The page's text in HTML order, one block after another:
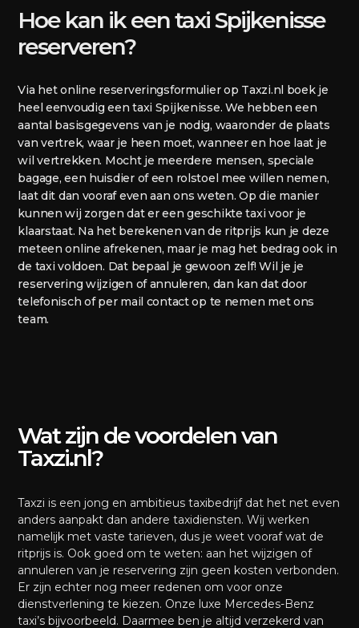
Via het online reserveringsformulier op Taxzi.nl boek je
heel eenvoudig een taxi Spijkenisse. We hebben een
aantal basisgegevens van je nodig, waaronder de plaats
van vertrek, waar je heen moet, wanneer en hoe laat je
wil vertrekken. Mocht je meerdere mensen, speciale
bagage, een huisdier of een rolstoel mee willen nemen,
laat dit dan vooraf even aan ons weten. Op die manier
kunnen wij zorgen dat er een geschikte taxi voor je
klaarstaat. Na het berekenen van de ritprijs kun je deze
meteen online afrekenen, maar je mag het bedrag ook in
de taxi voldoen. Dat bepaal je gewoon zelf! Wil je je
reservering wijzigen of annuleren, dan kan dat door
telefonisch of per mail contact op te nemen met ons
team.
Hoe kan ik een taxi Spijkenisse
reserveren?
Wat zijn de voordelen van
Taxzi.nl?
Taxzi is een jong en ambitieus taxibedrijf dat het net even
anders aanpakt dan andere taxidiensten. Wij werken
namelijk met vaste tarieven, dus je weet vooraf wat de
ritprijs is. Ook goed om te weten: aan het wijzigen of
annuleren van je reservering zijn geen kosten verbonden.
Er zijn echter nog meer redenen om voor onze
dienstverlening te kiezen. Onze luxe Mercedes-Benz
taxi’s bijvoorbeeld. Daarmee ben je altijd verzekerd van